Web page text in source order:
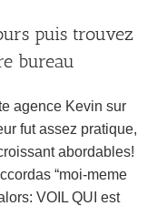
puis trouvez
bureau
agence Kevin sur
fut assez pratique,
abordables!
“moi-meme
VOIL QUI est